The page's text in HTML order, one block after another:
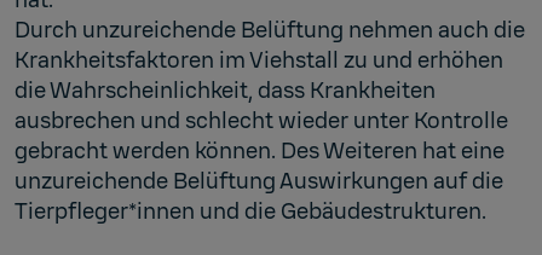
Durch unzureichende Belüftung nehmen auch die
Krankheitsfaktoren im Viehstall zu und erhöhen
die Wahrscheinlichkeit, dass Krankheiten
ausbrechen und schlecht wieder unter Kontrolle
gebracht werden können. Des Weiteren hat eine
unzureichende Belüftung Auswirkungen auf die
Tierpfleger*innen und die Gebäudestrukturen.